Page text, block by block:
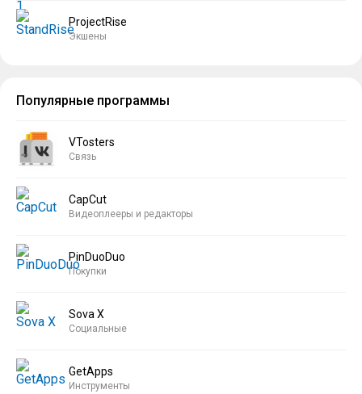
ProjectRise
Экшены
Популярные программы
VTosters
Связь
CapCut
Видеоплееры и редакторы
PinDuoDuo
Покупки
Sova X
Социальные
GetApps
Инструменты